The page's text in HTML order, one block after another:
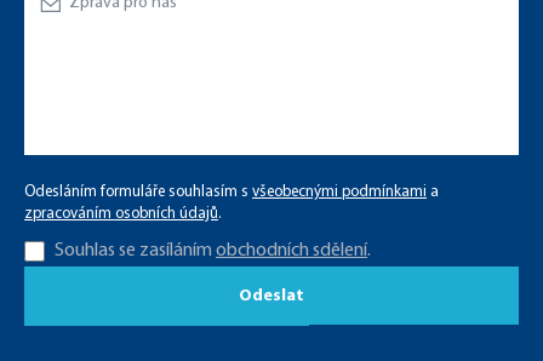
Odesláním formuláře souhlasím s všeobecnými podmínkami a
zpracováním osobních údajů.
Souhlas se zasíláním obchodních sdělení.
Odeslat